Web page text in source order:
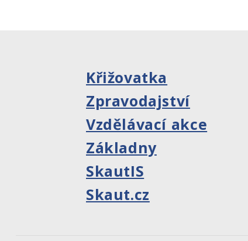
Křižovatka
Zpravodajství
Vzdělávací akce
Základny
SkautIS
Skaut.cz